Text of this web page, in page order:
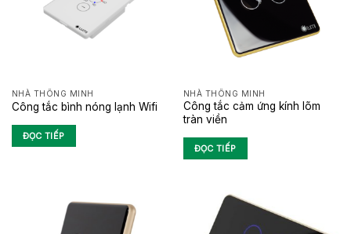
NHÀ THÔNG MINH
Công tắc bình nóng lạnh Wifi
ĐỌC TIẾP
NHÀ THÔNG MINH
Công tắc cảm ứng kính lõm
tràn viền
ĐỌC TIẾP